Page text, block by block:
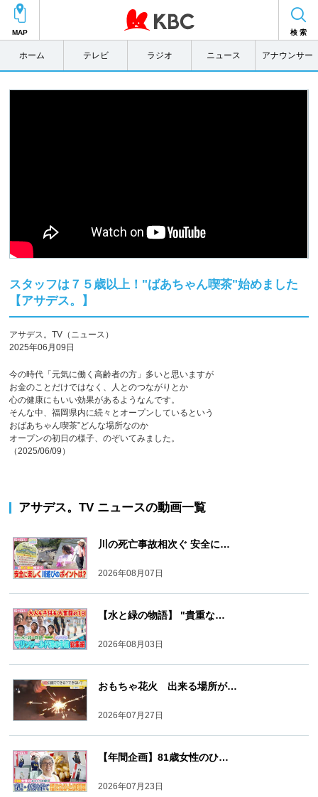
MAP 検 索
ホーム テレビ ラジオ ニュース アナウンサー
スタッフは７５歳以上！"ばあちゃん喫茶"始めました
【アサデス。】
アサデス。TV（ニュース）
2025年06月09日
今の時代「元気に働く高齢者の方」多いと思いますが
お金のことだけではなく、人とのつながりとか
心の健康にもいい効果があるようなんです。
そんな中、福岡県内に続々とオープンしているという
おばあちゃん喫茶”どんな場所なのか
オープンの初日の様子、のぞいてみました。
（2025/06/09）
アサデス。TV ニュースの動画一覧
川の死亡事故相次ぐ 安全に…
2026年08月07日
【水と緑の物語】 "貴重な…
2026年08月03日
おもちゃ花火 出来る場所が…
2026年07月27日
【年間企画】81歳女性のひ…
2026年07月23日